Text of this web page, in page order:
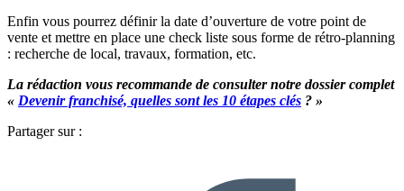
Enfin vous pourrez définir la date d’ouverture de votre point de
vente et mettre en place une check liste sous forme de rétro-planning
: recherche de local, travaux, formation, etc.
La rédaction vous recommande de consulter notre dossier complet
« Devenir franchisé, quelles sont les 10 étapes clés ? »
Partager sur :